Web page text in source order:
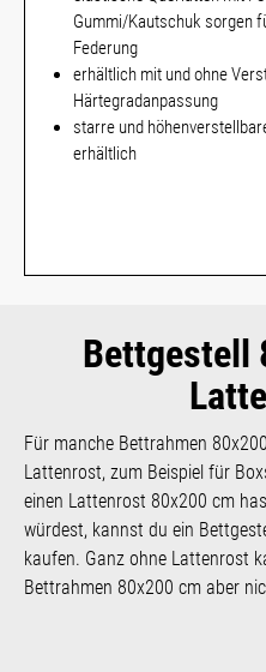
Gummi/Kautschuk sorgen
Federung
erhältlich mit und ohne
Härtegradanpassung
starre und
erhältlich
Bettgestell
Für manche Bettrahmen
Lattenrost, zum Beispiel für
einen Lattenrost 80x200 cm
würdest, kannst du ein
kaufen. Ganz ohne Lattenrost
Bettrahmen 80x200 cm aber